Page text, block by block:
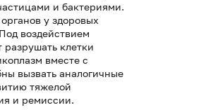
и бактериями.
у здоровых
воздействием
разрушать клетки
вместе с
вызвать аналогичные
тяжелой
и ремиссии.